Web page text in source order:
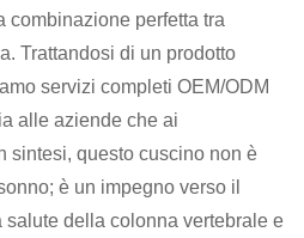
combinazione perfetta tra
Trattandosi di un prodotto
servizi completi OEM/ODM
alle aziende che ai
sintesi, questo cuscino non è
è un impegno verso il
salute della colonna vertebrale e